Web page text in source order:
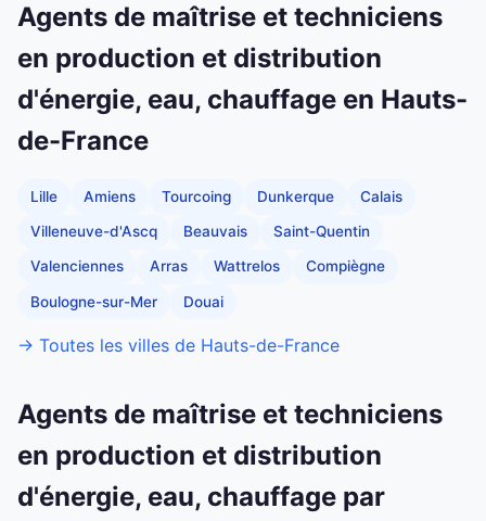
Agents de maîtrise et techniciens
en production et distribution
d'énergie, eau, chauffage en Hauts-
de-France
Lille Amiens Tourcoing Dunkerque Calais
Villeneuve-d'Ascq Beauvais Saint-Quentin
Valenciennes Arras Wattrelos Compiègne
Boulogne-sur-Mer Douai
→ Toutes les villes de Hauts-de-France
Agents de maîtrise et techniciens
en production et distribution
d'énergie, eau, chauffage par